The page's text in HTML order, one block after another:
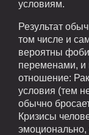
условиям.
Результат
том числе и
вероятны
переменами, и
отношение:
условия (тем
обычно
Кризисы
эмоционально,